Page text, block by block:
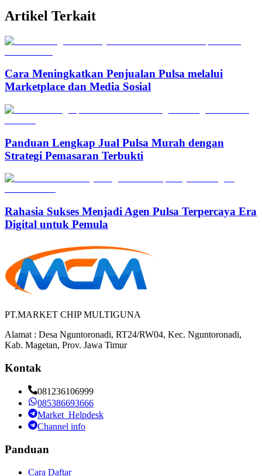
Artikel Terkait
Cara Meningkatkan Penjualan Pulsa melalui
Marketplace dan Media Sosial
Panduan Lengkap Jual Pulsa Murah dengan
Strategi Pemasaran Terbukti
Rahasia Sukses Menjadi Agen Pulsa Terpercaya Era
Digital untuk Pemula
PT.MARKET CHIP MULTIGUNA
Alamat : Desa Nguntoronadi, RT24/RW04, Kec. Nguntoronadi,
Kab. Magetan, Prov. Jawa Timur
Kontak
081236106999
085386693666
Market_Helpdesk
Channel info
Panduan
Cara Daftar